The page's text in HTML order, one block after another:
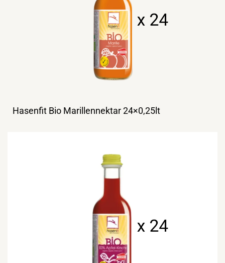
Hasenfit Bio Marillennektar 24×0,25lt